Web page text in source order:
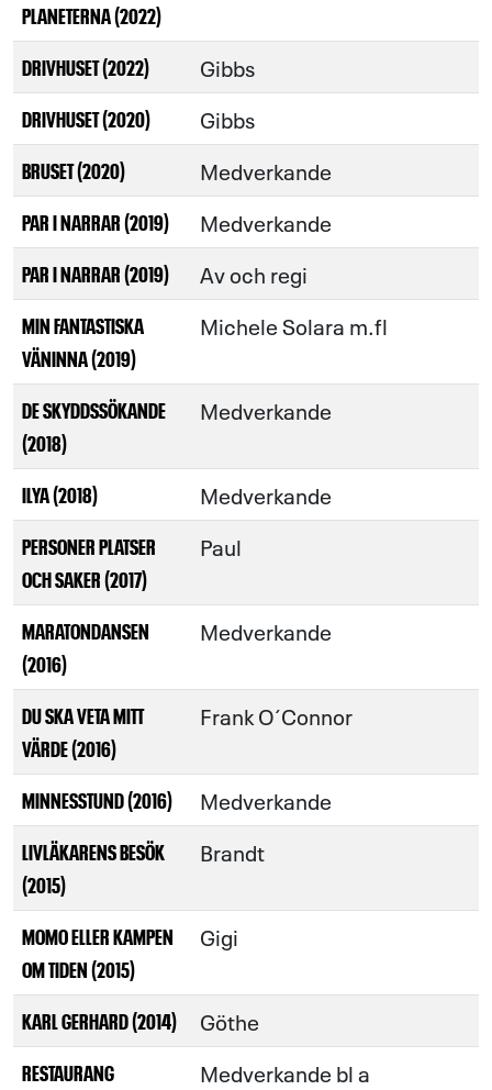
PLANETERNA (2022)
DRIVHUSET (2022) Gibbs
DRIVHUSET (2020) Gibbs
BRUSET (2020) Medverkande
PAR I NARRAR (2019) Medverkande
PAR I NARRAR (2019) Av och regi
MIN FANTASTISKA
VÄNINNA (2019)
Michele Solara m.fl
DE SKYDDSSÖKANDE
(2018)
Medverkande
ILYA (2018) Medverkande
PERSONER PLATSER
OCH SAKER (2017)
Paul
MARATONDANSEN
(2016)
Medverkande
DU SKA VETA MITT
VÄRDE (2016)
Frank O´Connor
MINNESSTUND (2016) Medverkande
LIVLÄKARENS BESÖK
(2015)
Brandt
MOMO ELLER KAMPEN
OM TIDEN (2015)
Gigi
KARL GERHARD (2014) Göthe
RESTAURANG
Medverkande bl a